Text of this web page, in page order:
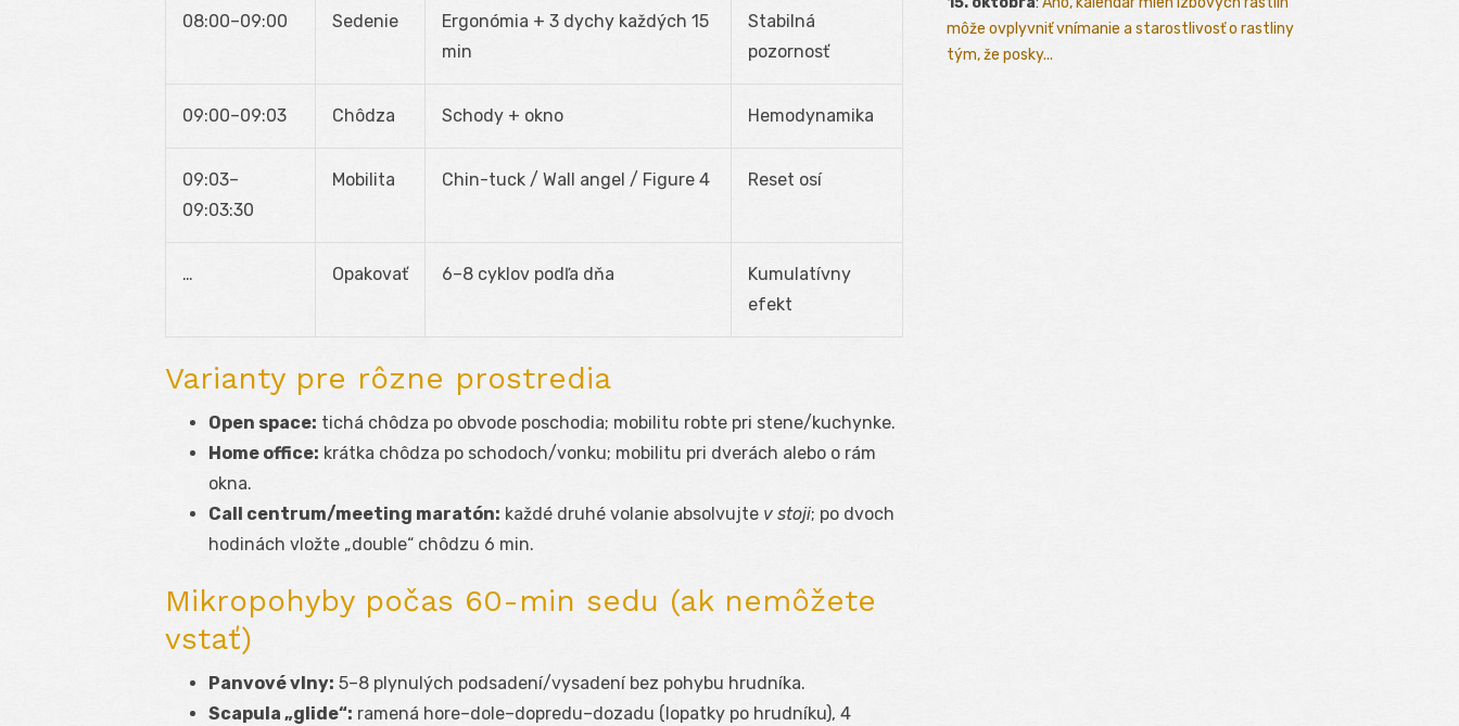
08:00–09:00 Sedenie
Ergonómia + 3 dychy každých 15
min
Stabilná
pozornosť
09:00–09:03 Chôdza Schody + okno Hemodynamika
09:03–
09:03:30
Mobilita Chin-tuck / Wall angel / Figure 4 Reset osí
… Opakovať 6–8 cyklov podľa dňa
Kumulatívny
efekt
Varianty pre rôzne prostredia
Open space: tichá chôdza po obvode poschodia; mobilitu robte pri stene/kuchynke.
Home office: krátka chôdza po schodoch/vonku; mobilitu pri dverách alebo o rám
okna.
Call centrum/meeting maratón: každé druhé volanie absolvujte v stoji; po dvoch
hodinách vložte „double“ chôdzu 6 min.
Mikropohyby počas 60-min sedu (ak nemôžete
vstať)
Panvové vlny: 5–8 plynulých podsadení/vysadení bez pohybu hrudníka.
Scapula „glide“: ramená hore–dole–dopredu–dozadu (lopatky po hrudníku), 4
môže ovplyvniť vnímanie a starostlivosť o rastliny
tým, že posky...